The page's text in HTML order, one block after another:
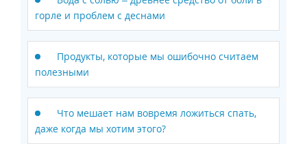
горле и проблем с деснами
Продукты, которые мы ошибочно считаем
полезными
Что мешает нам вовремя ложиться спать,
даже когда мы хотим этого?